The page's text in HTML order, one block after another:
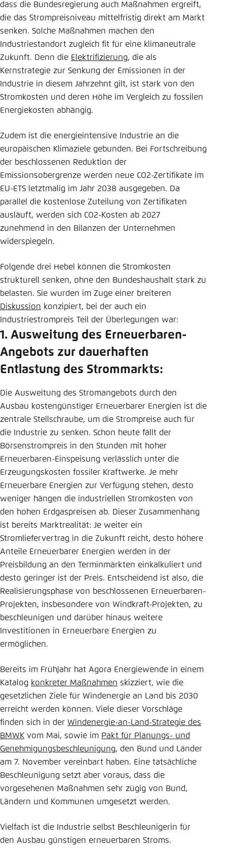
dass die Bundesregierung auch Maßnahmen ergreift,
die das Strompreisniveau mittelfristig direkt am Markt
senken. Solche Maßnahmen machen den
Industriestandort zugleich fit für eine klimaneutrale
Zukunft. Denn die Elektrifizierung, die als
Kernstrategie zur Senkung der Emissionen in der
Industrie in diesem Jahrzehnt gilt, ist stark von den
Stromkosten und deren Höhe im Vergleich zu fossilen
Energiekosten abhängig.
Zudem ist die energieintensive Industrie an die
europäischen Klimaziele gebunden. Bei Fortschreibung
der beschlossenen Reduktion der
Emissionsobergrenze werden neue CO2-Zertifikate im
EU-ETS letztmalig im Jahr 2038 ausgegeben. Da
parallel die kostenlose Zuteilung von Zertifikaten
ausläuft, werden sich CO2-Kosten ab 2027
zunehmend in den Bilanzen der Unternehmen
widerspiegeln.
Folgende drei Hebel können die Stromkosten
strukturell senken, ohne den Bundeshaushalt stark zu
belasten. Sie wurden im Zuge einer breiteren
Diskussion konzipiert, bei der auch ein
Industriestrompreis Teil der Überlegungen war:
1. Ausweitung des Erneuerbaren-
Angebots zur dauerhaften
Entlastung des Strommarkts:
Die Ausweitung des Stromangebots durch den
Ausbau kostengünstiger Erneuerbarer Energien ist die
zentrale Stellschraube, um die Strompreise auch für
die Industrie zu senken. Schon heute fällt der
Börsenstrompreis in den Stunden mit hoher
Erneuerbaren-Einspeisung verlässlich unter die
Erzeugungskosten fossiler Kraftwerke. Je mehr
Erneuerbare Energien zur Verfügung stehen, desto
weniger hängen die industriellen Stromkosten von
den hohen Erdgaspreisen ab. Dieser Zusammenhang
ist bereits Marktrealität: Je weiter ein
Stromliefervertrag in die Zukunft reicht, desto höhere
Anteile Erneuerbarer Energien werden in der
Preisbildung an den Terminmärkten einkalkuliert und
desto geringer ist der Preis. Entscheidend ist also, die
Realisierungsphase von beschlossenen Erneuerbaren-
Projekten, insbesondere von Windkraft-Projekten, zu
beschleunigen und darüber hinaus weitere
Investitionen in Erneuerbare Energien zu
ermöglichen.
Bereits im Frühjahr hat Agora Energiewende in einem
Katalog konkreter ­Maßnahmen skizziert, wie die
gesetzlichen Ziele für Windenergie an Land bis 2030
erreicht werden können. Viele dieser Vorschläge
finden sich in der Windenergie-an-Land-Strategie des
BMWK vom Mai, sowie im Pakt für Planungs- und
Genehmigungsbeschleunigung, den Bund und Länder
am 7. November vereinbart haben. Eine tatsächliche
Beschleunigung setzt aber voraus, dass die
vorgesehenen Maßnahmen sehr zügig von Bund,
Ländern und Kommunen umgesetzt werden.
Vielfach ist die Industrie selbst Beschleunigerin für
den Ausbau günstigen erneuerbaren Stroms.